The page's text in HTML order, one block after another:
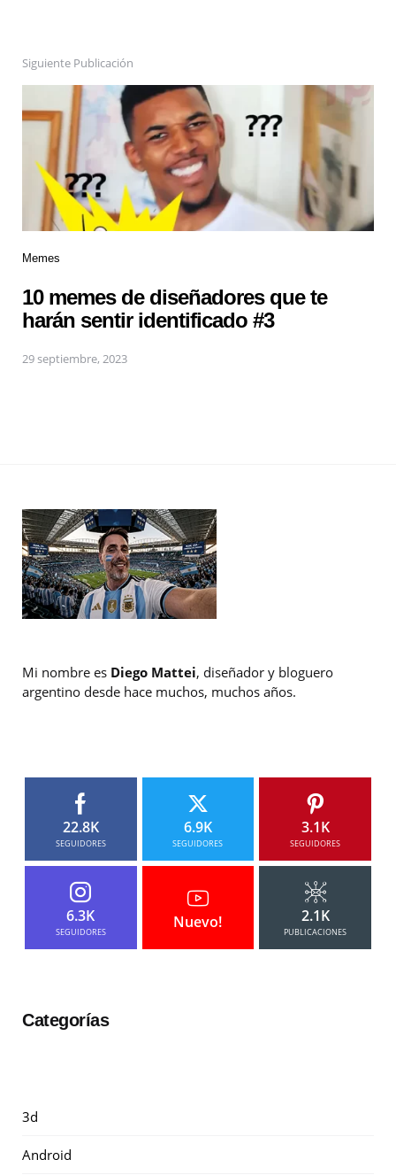
Siguiente Publicación
Memes
10 memes de diseñadores que te
harán sentir identificado #3
29 septiembre, 2023
Mi nombre es Diego Mattei, diseñador y bloguero
argentino desde hace muchos, muchos años.
22.8K
SEGUIDORES
6.9K
SEGUIDORES
3.1K
SEGUIDORES
6.3K
SEGUIDORES
Nuevo! 2.1K
PUBLICACIONES
Categorías
3d
Android